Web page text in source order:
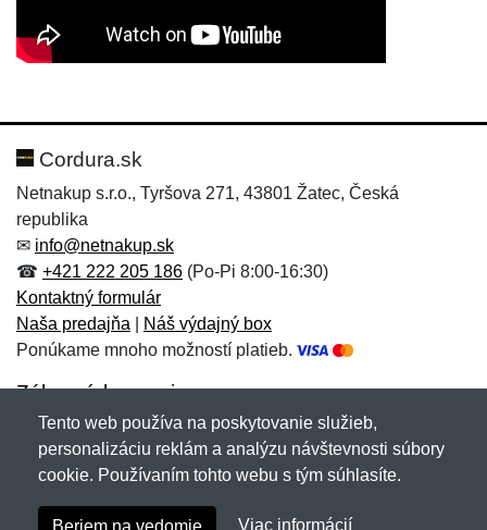
Hodnotenie:
Meno:*
E-mail:
Správa*
Meno:
E-mail:*
Správa*
Cordura.sk
Netnakup s.r.o., Tyršova 271, 43801 Žatec, Česká
republika
✉ info@netnakup.sk
☎ +421 222 205 186 (Po-Pi 8:00-16:30)
Kontaktný formulár
Naša predajňa
Náš výdajný box
Ponúkame mnoho možností platieb.
Zákaznícky servis
Novinky emailom
Copyright © 2007-2026 (19 rokov s vami)Netnakup.sk
Tento web používa na poskytovanie služieb,
personalizáciu reklám a analýzu návštevnosti súbory
cookie. Používaním tohto webu s tým súhlasíte.
Beriem na vedomie Viac informácií